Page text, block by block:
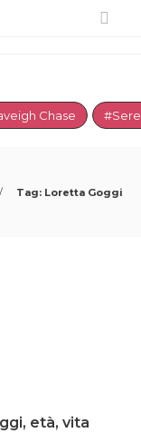
Chase
/ Tag: Loretta Goggi
età, vita